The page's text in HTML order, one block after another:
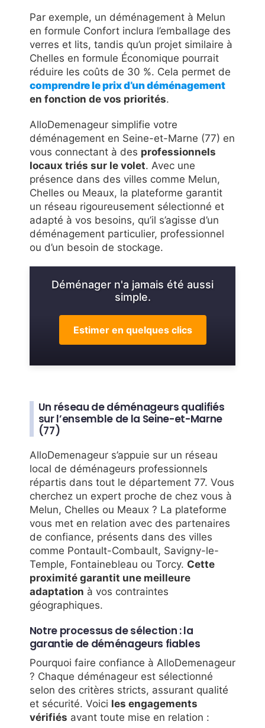
Par exemple, un déménagement à Melun
en formule Confort inclura l’emballage des
verres et lits, tandis qu’un projet similaire à
Chelles en formule Économique pourrait
réduire les coûts de 30 %. Cela permet de
comprendre le prix d’un déménagement
en fonction de vos priorités.
AlloDemenageur simplifie votre
déménagement en Seine-et-Marne (77) en
vous connectant à des professionnels
locaux triés sur le volet. Avec une
présence dans des villes comme Melun,
Chelles ou Meaux, la plateforme garantit
un réseau rigoureusement sélectionné et
adapté à vos besoins, qu’il s’agisse d’un
déménagement particulier, professionnel
ou d’un besoin de stockage.
Déménager n'a jamais été aussi
simple.
Estimer en quelques clics
Un réseau de déménageurs qualifiés
sur l’ensemble de la Seine-et-Marne
(77)
AlloDemenageur s’appuie sur un réseau
local de déménageurs professionnels
répartis dans tout le département 77. Vous
cherchez un expert proche de chez vous à
Melun, Chelles ou Meaux ? La plateforme
vous met en relation avec des partenaires
de confiance, présents dans des villes
comme Pontault-Combault, Savigny-le-
Temple, Fontainebleau ou Torcy. Cette
proximité garantit une meilleure
adaptation à vos contraintes
géographiques.
Notre processus de sélection : la
garantie de déménageurs fiables
Pourquoi faire confiance à AlloDemenageur
? Chaque déménageur est sélectionné
selon des critères stricts, assurant qualité
et sécurité. Voici les engagements
vérifiés avant toute mise en relation :